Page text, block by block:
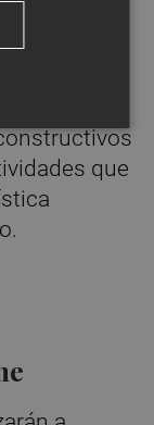
menos
se
y
que sumar
que